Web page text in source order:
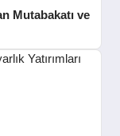
Mutabakatı ve